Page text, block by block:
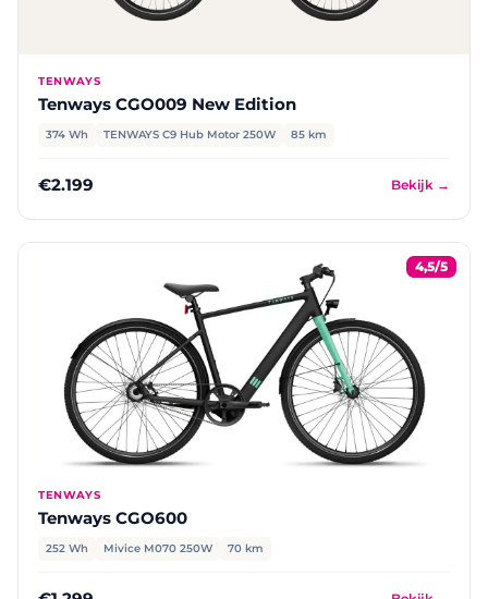
TENWAYS
Tenways CGO009 New Edition
374 Wh TENWAYS C9 Hub Motor 250W 85 km
€2.199 Bekijk →
4,5/5
TENWAYS
Tenways CGO600
252 Wh Mivice M070 250W 70 km